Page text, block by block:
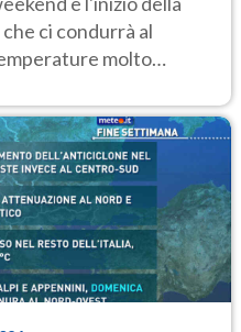
ci condurrà al
molto